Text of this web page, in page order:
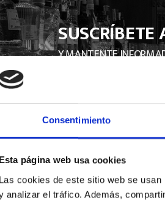
Consentimiento
Esta página web usa cookies
Las cookies de este sitio web se
analizar el tráfico. Además,
Y MANTENTE
*Suscribiéndote aceptas nuestra